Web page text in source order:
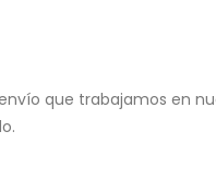
que trabajamos en